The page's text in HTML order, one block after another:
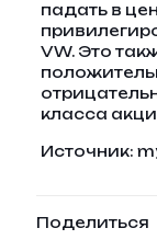
падать в
VW. Это
класса
Источник:
Поделиться